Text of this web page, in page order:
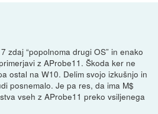
zdaj “popolnoma drugi OS” in enako
z AProbe11. Škoda ker ne
ostal na W10. Delim svojo izkušnjo in
posnemalo. Je pa res, da ima M$
vseh z AProbe11 preko vsiljenega